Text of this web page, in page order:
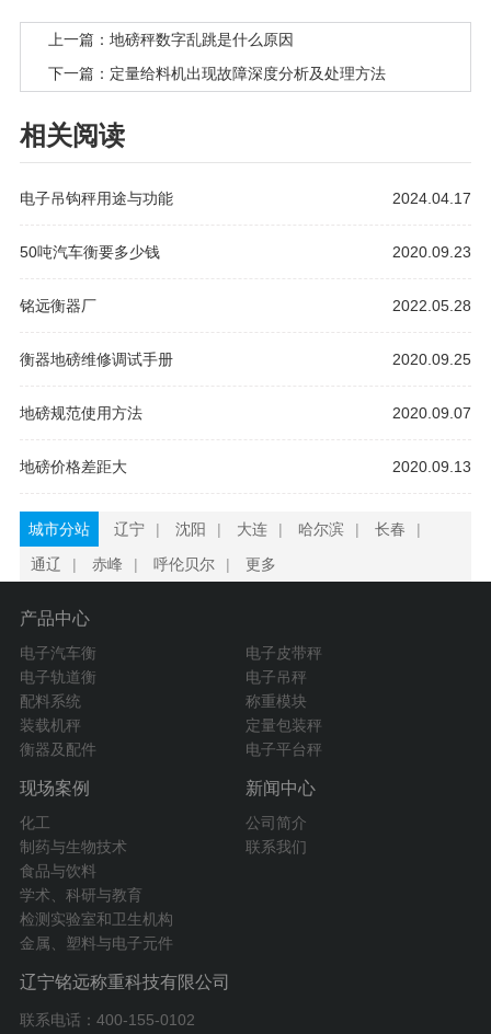
上一篇：地磅秤数字乱跳是什么原因
下一篇：定量给料机出现故障深度分析及处理方法
相关阅读
电子吊钩秤用途与功能 2024.04.17
50吨汽车衡要多少钱 2020.09.23
铭远衡器厂 2022.05.28
衡器地磅维修调试手册 2020.09.25
地磅规范使用方法 2020.09.07
地磅价格差距大 2020.09.13
城市分站 辽宁 | 沈阳 | 大连 | 哈尔滨 | 长春
|
通辽
| 赤峰 | 呼伦贝尔 | 更多
产品中心
电子汽车衡
电子皮带秤
电子轨道衡
电子吊秤
配料系统
称重模块
装载机秤
定量包装秤
衡器及配件
电子平台秤
现场案例
化工
制药与生物技术
食品与饮料
学术、科研与教育
检测实验室和卫生机构
金属、塑料与电子元件
新闻中心
公司简介
联系我们
辽宁铭远称重科技有限公司
联系电话：400-155-0102